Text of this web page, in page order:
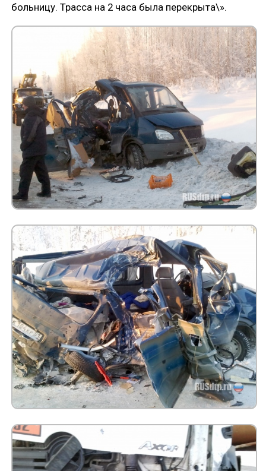
больницу. Трасса на 2 часа была перекрыта\».